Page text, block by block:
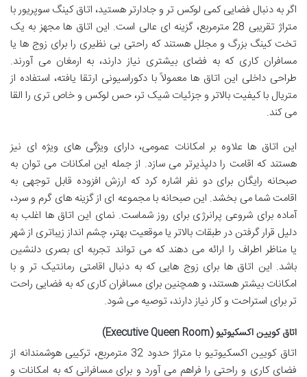
اگر به دنبال فضایی کمی لوکس تر و جادارتر هستید، اتاق کینگ سوپریور با
متراژ تقریبی 28 مترمربع، گزینه ای عالی است. این اتاق ها مجهز به یک
تخت کینگ بزرگ و مجلل هستند که راحتی بی نظیری را برای زوج ها یا
مسافران کاری که به فضای بیشتری نیاز دارند، به ارمغان می آورند.
طراحی داخلی این اتاق ها معمولاً با دکوراسیونی ارتقا یافته، استفاده از
متریال با کیفیت بالاتر و جزئیات شیک تر، حس لوکس و خاص تری را القا
می کند.
این اتاق ها علاوه بر امکانات عمومی، دارای ویژگی های ویژه ای نیز
هستند که اقامت را دلپذیرتر می سازد. از جمله این امکانات می توان به
صبحانه رایگان برای دو نفر اشاره کرد که ارزش افزوده قابل توجهی به
اقامت شما می بخشد. این صبحانه با مجموعه ای از گزینه های گرم و سرد،
آماده برای شروعی پرانرژی برای روز شماست. نمای این اتاق ها اغلب به
دلیل قرار گرفتن در طبقات بالاتر یا موقعیت بهتر، چشم انداز زیباتری از شهر
یا مناظر اطراف را ارائه می دهند که می تواند تجربه ای بصری دلنشین
باشد. این اتاق ها برای زوج هایی که به دنبال اقامتی رمانتیک تر و با
امکانات بیشتر هستند، و همچنین برای مسافران کاری که به فضایی راحت
تر برای استراحت و کار نیاز دارند، توصیه می شود.
اتاق کویین اکسکیوتیو (Executive Queen Room)
اتاق کویین اکسکیوتیو با متراژ حدود 32 مترمربع، ترکیبی هوشمندانه از
فضای کاری و راحتی را فراهم می آورد و برای مسافرانی که به امکانات و